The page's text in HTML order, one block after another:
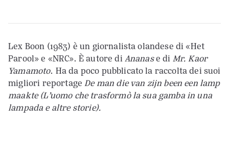
Lex Boon (1983) è un giornalista olandese di «Het
Parool» e «NRC». È autore diAnanase di Mr. Kaor
Yamamoto. Ha da poco pubblicato la raccolta dei suoi
migliori reportageDe man die van zijn been een lamp
maakte (L’uomo che trasformò la sua gamba in una
lampada e altre storie).